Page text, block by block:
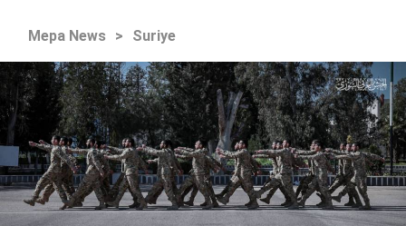
Mepa News > Suriye